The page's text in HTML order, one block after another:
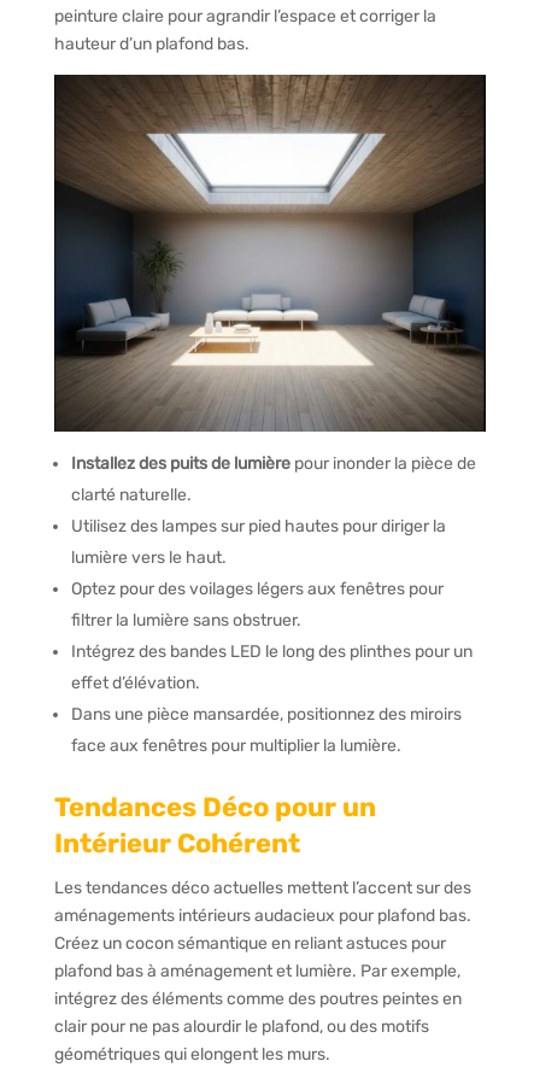
peinture claire pour agrandir l’espace et corriger la
hauteur d’un plafond bas.
Installez des puits de lumièrepour inonder la pièce de
clarté naturelle.
Utilisez des lampes sur pied hautes pour diriger la
lumière vers le haut.
Optez pour des voilages légers aux fenêtres pour
filtrer la lumière sans obstruer.
Intégrez des bandes LED le long des plinthes pour un
effet d’élévation.
Dans une pièce mansardée, positionnez des miroirs
face aux fenêtres pour multiplier la lumière.
Tendances Déco pour un
Intérieur Cohérent
Les tendances déco actuelles mettent l’accent sur des
aménagements intérieurs audacieux pour plafond bas.
Créez un cocon sémantique en reliant astuces pour
plafond bas à aménagement et lumière. Par exemple,
intégrez des éléments comme des poutres peintes en
clair pour ne pas alourdir le plafond, ou des motifs
géométriques qui elongent les murs.